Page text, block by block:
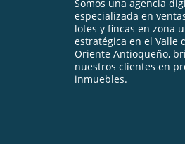
Somos una agencia
especializada en
lotes y fincas en zona
estratégica en el Valle
Oriente Antioqueño,
nuestros clientes en
inmuebles.